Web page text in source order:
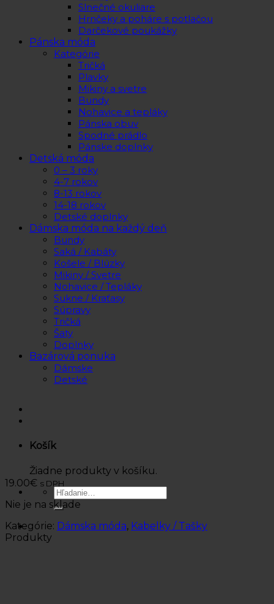
Slnečné okuliare
Hrnčeky a poháre s potlačou
Darčekové poukážky
Pánska móda
Kategórie
Tričká
Plavky
Mikiny a svetre
Bundy
Nohavice a tepláky
Pánska obuv
Spodné prádlo
Pánske doplnky
Detská móda
0 – 3 roky
4-7 rokov
8-13 rokov
14-18 rokov
Detské doplnky
Dámska móda na každý deň
Bundy
Saká / Kabáty
Košele / Blúzky
Mikiny / Svetre
Nohavice / Tepláky
Sukne / Kraťasy
Súpravy
Tričká
Šaty
Doplnky
Bazárová ponuka
Dámske
Detské
Košík
Žiadne produkty v košíku.
Hľadať:
19.00€ s DPH
Nie je na sklade
Kategórie: Dámska móda, Kabelky / Tašky
Produkty